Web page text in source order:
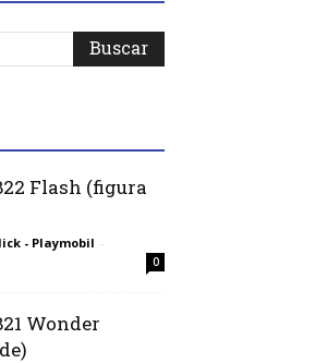
Flash (figura
- Playmobil -
0
Wonder